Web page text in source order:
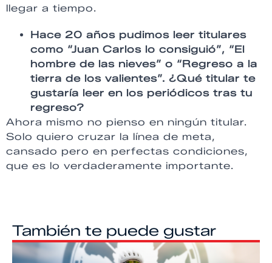
llegar a tiempo.
Hace 20 años pudimos leer titulares
como “Juan Carlos lo consiguió”, “El
hombre de las nieves” o “Regreso a la
tierra de los valientes”. ¿Qué titular te
gustaría leer en los periódicos tras tu
regreso?
Ahora mismo no pienso en ningún titular.
Solo quiero cruzar la línea de meta,
cansado pero en perfectas condiciones,
que es lo verdaderamente importante.
También te puede gustar